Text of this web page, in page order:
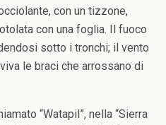
con un tizzone,
con una foglia. Il fuoco
sotto i tronchi; il vento
le braci che arrossano di
“Watapil”, nella “Sierra